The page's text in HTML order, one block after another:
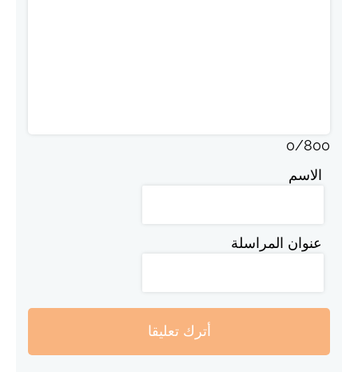
0/800
الاسم
عنوان المراسلة
أترك تعليقا